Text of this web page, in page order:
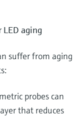
aging
suffer from aging
probes can
that reduces